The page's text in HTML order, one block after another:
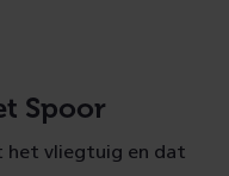
Spoor
het vliegtuig en dat